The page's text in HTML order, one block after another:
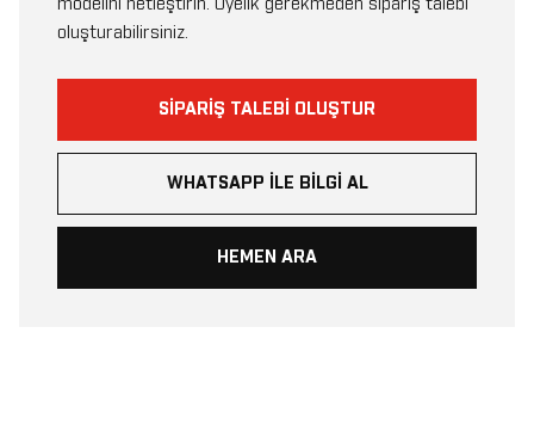
modelini netleştirin. Üyelik gerekmeden sipariş talebi
oluşturabilirsiniz.
SIPARIŞ TALEBI OLUŞTUR
WHATSAPP ILE BILGI AL
HEMEN ARA